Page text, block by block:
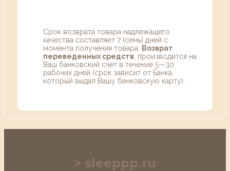
Срок возврата товара надлежащего
качества составляет 7 (семь) дней с
момента получения товара.
Возврат
переведенных средств , производится на
Ваш банковский счет в течение 5—30
рабочих дней (срок зависит от Банка,
который выдал Вашу банковскую карту).
sleeppp.ru